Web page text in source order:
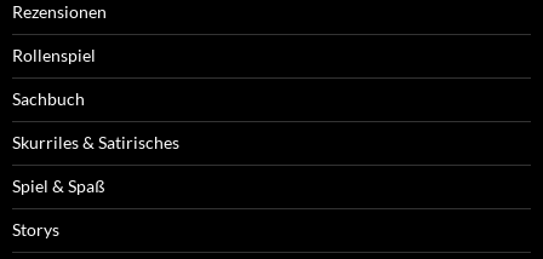
Rezensionen
Rollenspiel
Sachbuch
Skurriles & Satirisches
Spiel & Spaß
Storys